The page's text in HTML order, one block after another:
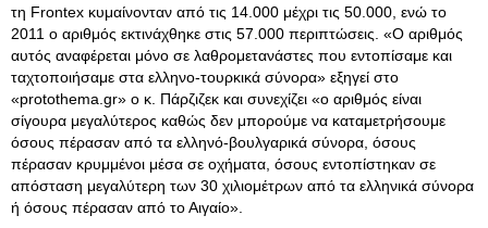
τη Frontex κυμαίνονταν από τις 14.000 μέχρι τις 50.000, ενώ το
2011 ο αριθμός εκτινάχθηκε στις 57.000 περιπτώσεις. «Ο αριθμός
αυτός αναφέρεται μόνο σε λαθρομετανάστες που εντοπίσαμε και
ταχτοποιήσαμε στα ελληνο-τουρκικά σύνορα» εξηγεί στο
«protothema.gr» ο κ. Πάρζιζεκ και συνεχίζει «ο αριθμός είναι
σίγουρα μεγαλύτερος καθώς δεν μπορούμε να καταμετρήσουμε
όσους πέρασαν από τα ελληνό-βουλγαρικά σύνορα, όσους
πέρασαν κρυμμένοι μέσα σε οχήματα, όσους εντοπίστηκαν σε
απόσταση μεγαλύτερη των 30 χιλιομέτρων από τα ελληνικά σύνορα
ή όσους πέρασαν από το Αιγαίο».